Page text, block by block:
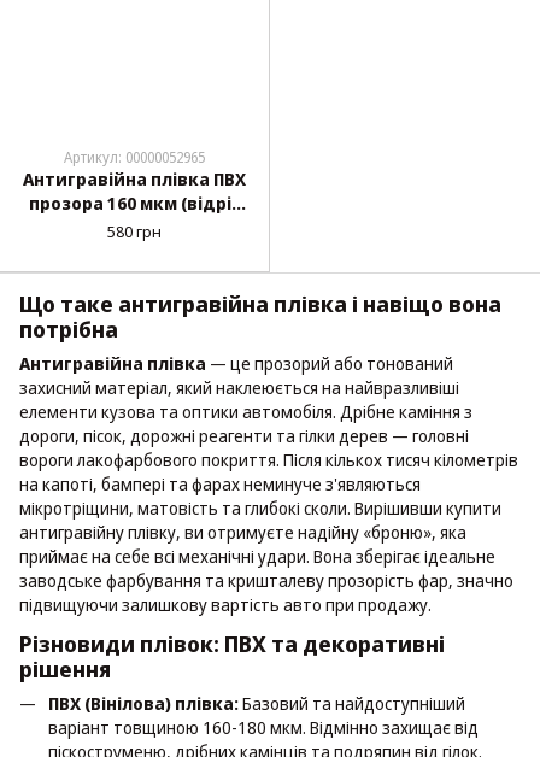
Артикул: 00000052965
Антигравійна плівка ПВХ
прозора 160 мкм (відріз
1.52х1м)
580 грн
Що таке антигравійна плівка і навіщо вона
потрібна
Антигравійна плівка — це прозорий або тонований
захисний матеріал, який наклеюється на найвразливіші
елементи кузова та оптики автомобіля. Дрібне каміння з
дороги, пісок, дорожні реагенти та гілки дерев — головні
вороги лакофарбового покриття. Після кількох тисяч кілометрів
на капоті, бампері та фарах неминуче з'являються
мікротріщини, матовість та глибокі сколи. Вирішивши купити
антигравійну плівку, ви отримуєте надійну «броню», яка
приймає на себе всі механічні удари. Вона зберігає ідеальне
заводське фарбування та кришталеву прозорість фар, значно
підвищуючи залишкову вартість авто при продажу.
Різновиди плівок: ПВХ та декоративні
рішення
ПВХ (Вінілова) плівка:Базовий та найдоступніший
варіант товщиною 160-180 мкм. Відмінно захищає від
піскоструменю, дрібних камінців та подряпин від гілок.